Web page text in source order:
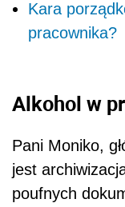
Kara
pracownika?
Alkohol w
Pani Moniko,
jest
poufnych